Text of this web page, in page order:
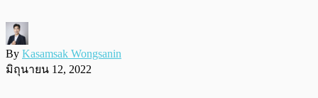
By Kasamsak Wongsanin
มิถุนายน 12, 2022